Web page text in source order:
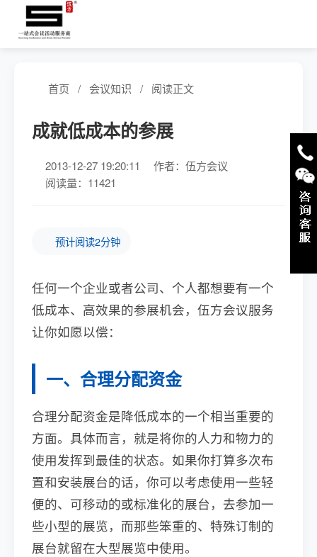
首页 / 会议知识 / 阅读正文
成就低成本的参展
2013-12-27 19:20:11
作者：伍方会议
阅读量：11421
预计阅读2分钟
任何一个企业或者公司、个人都想要有一个
低成本、高效果的参展机会，伍方会议服务
让你如愿以偿：
一、合理分配资金
合理分配资金是降低成本的一个相当重要的
方面。具体而言，就是将你的人力和物力的
使用发挥到最佳的状态。如果你打算多次布
置和安装展台的话，你可以考虑使用一些轻
便的、可移动的或标准化的展台，去参加一
些小型的展览，而那些笨重的、特殊订制的
展台就留在大型展览中使用。